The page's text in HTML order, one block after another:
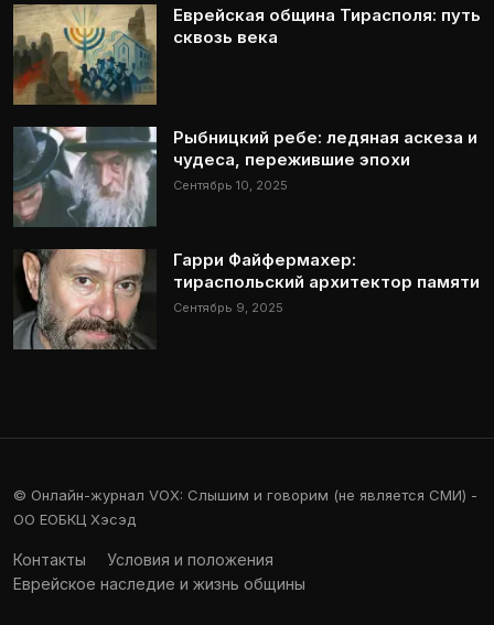
Еврейская община Тирасполя: путь
сквозь века
Рыбницкий ребе: ледяная аскеза и
чудеса, пережившие эпохи
Сентябрь 10, 2025
Гарри Файфермахер:
тираспольский архитектор памяти
Сентябрь 9, 2025
© Онлайн-журнал VOX: Слышим и говорим (не является СМИ) -
ОО ЕОБКЦ Хэсэд
Контакты
Условия и положения
Еврейское наследие и жизнь общины